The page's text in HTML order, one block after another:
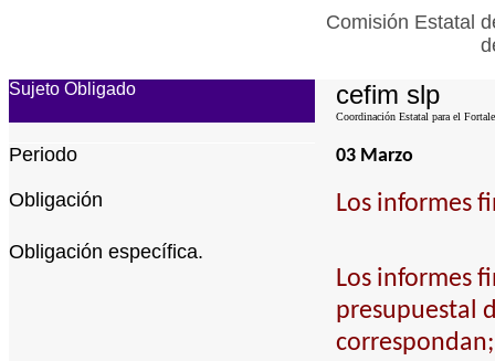
Comisión Estatal
Sujeto Obligado cefim slp
Coordinación Estatal para el
Periodo 03 Marzo
Obligación Los informes
Obligación específica.
Los informes
presupuestal